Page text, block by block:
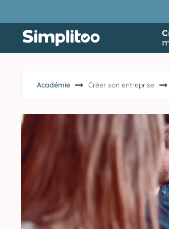
Académie Créer son entreprise